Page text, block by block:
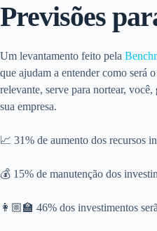
Previsões
Um levantamento feito pela
que ajudam a entender como será
relevante, serve para nortear, você,
sua empresa.
📈 31% de aumento dos recursos
💰 15% de manutenção dos
👩🏼‍🏫 46% dos investimentos